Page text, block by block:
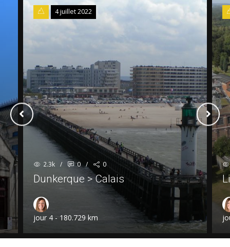
4 juillet 2022
2.3k / 0 / 0
Dunkerque > Calais
jour 4 - 180.729 km
2.3k
Lille
jour 5